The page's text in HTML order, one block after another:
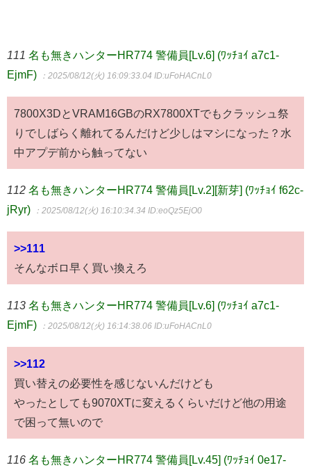
111 名も無きハンターHR774 警備員[Lv.6] (ﾜｯﾁｮｲ a7c1-
EjmF)
：2025/08/12(火) 16:09:33.04 ID:uFoHACnL0
7800X3DとVRAM16GBのRX7800XTでもクラッシュ祭
りでしばらく離れてるんだけど少しはマシになった？水
中アプデ前から触ってない
112 名も無きハンターHR774 警備員[Lv.2][新芽] (ﾜｯﾁｮｲ f62c-
jRyr)
：2025/08/12(火) 16:10:34.34 ID:eoQz5EjO0
>>111
そんなボロ早く買い換えろ
113 名も無きハンターHR774 警備員[Lv.6] (ﾜｯﾁｮｲ a7c1-
EjmF)
：2025/08/12(火) 16:14:38.06 ID:uFoHACnL0
>>112
買い替えの必要性を感じないんだけども
やったとしても9070XTに変えるくらいだけど他の用途
で困って無いので
116 名も無きハンターHR774 警備員[Lv.45] (ﾜｯﾁｮｲ 0e17-